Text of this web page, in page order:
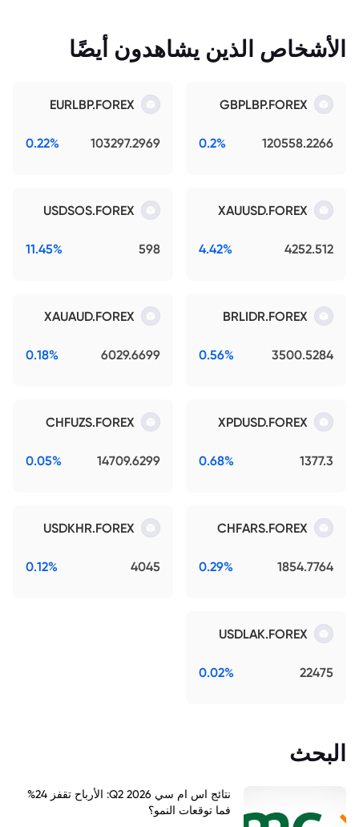
الأشخاص الذين يشاهدون أيضًا
GBPLBP.FOREX
120558.2266
0.2%
EURLBP.FOREX
103297.2969
0.22%
XAUUSD.FOREX
4252.512
4.42%
USDSOS.FOREX
598
11.45%
BRLIDR.FOREX
3500.5284
0.56%
XAUAUD.FOREX
6029.6699
0.18%
XPDUSD.FOREX
1377.3
0.68%
CHFUZS.FOREX
14709.6299
0.05%
CHFARS.FOREX
1854.7764
0.29%
USDKHR.FOREX
4045
0.12%
USDLAK.FOREX
22475
0.02%
البحث
نتائج اس ام سي Q2 2026: الأرباح تقفز 24%
فما توقعات النمو؟